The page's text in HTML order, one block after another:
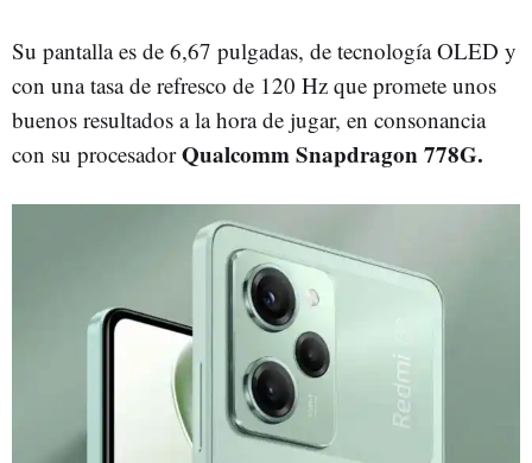
Su pantalla es de 6,67 pulgadas, de tecnología OLED y
con una tasa de refresco de 120 Hz que promete unos
buenos resultados a la hora de jugar, en consonancia
con su procesadorQualcomm Snapdragon 778G.